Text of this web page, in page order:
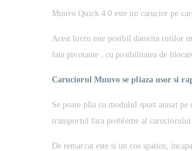
Muuvo Quick 4.0 este un carucior pe
Acest lucru este posibil datorita rotilor
fata pivotante , cu posibilitatea de
Caruciorul Muuvo se pliaza usor si
Se poate plia cu modulul sport atasat
transportul fara probleme al
De remarcat este si un cos spatios,